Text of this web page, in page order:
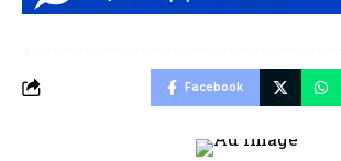
Facebook